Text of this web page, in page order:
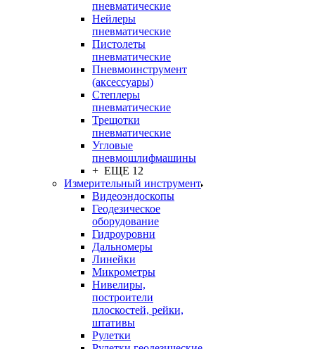
пневматические
Нейлеры
пневматические
Пистолеты
пневматические
Пневмоинструмент
(аксессуары)
Степлеры
пневматические
Трещотки
пневматические
Угловые
пневмошлифмашины
+ ЕЩЕ 12
Измерительный инструмент
Видеоэндоскопы
Геодезическое
оборудование
Гидроуровни
Дальномеры
Линейки
Микрометры
Нивелиры,
построители
плоскостей, рейки,
штативы
Рулетки